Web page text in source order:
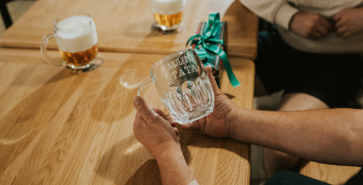
Recepty
Články
TV Program
Škola vaření
Recepty z TV